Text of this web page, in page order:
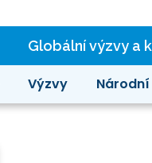
Globální výzvy a
Výzvy